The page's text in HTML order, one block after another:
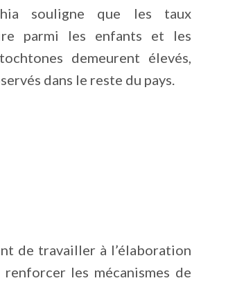
souligne que les taux
parmi les enfants et les
demeurent élevés,
dans le reste du pays.
de travailler à l’élaboration
les mécanismes de